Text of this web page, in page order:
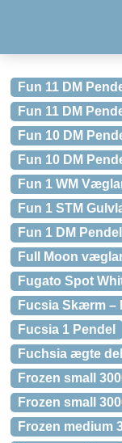
Fun 11 DM
Fun 11 DM
Fun 10 DM
Fun 10 DM
Fun 1 WM
Fun 1 STM
Fun 1 DM
Full Moon
Fugato Spot
Fucsia Skærm –
Fucsia 1 Pendel
Fuchsia ægte
Frozen small
Frozen small
Frozen medium